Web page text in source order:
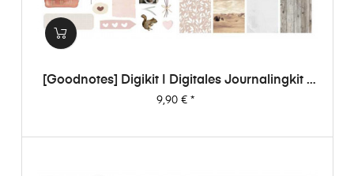
[Goodnotes] Digikit | Digitales Journalingkit -
Augenblick
Preis
9,90 €*